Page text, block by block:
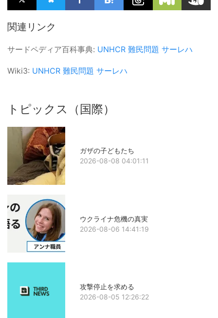
関連リンク
サードペディア百科事典: UNHCR 難民問題 サーレハ
Wiki3: UNHCR 難民問題 サーレハ
トピックス（国際）
ガザの子どもたち
2026-08-08 04:01:11
ウクライナ危機の真実
2026-08-06 14:41:19
攻撃停止を求める
2026-08-05 12:26:22